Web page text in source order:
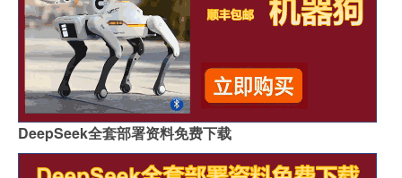
DeepSeek全套部署资料免费下载